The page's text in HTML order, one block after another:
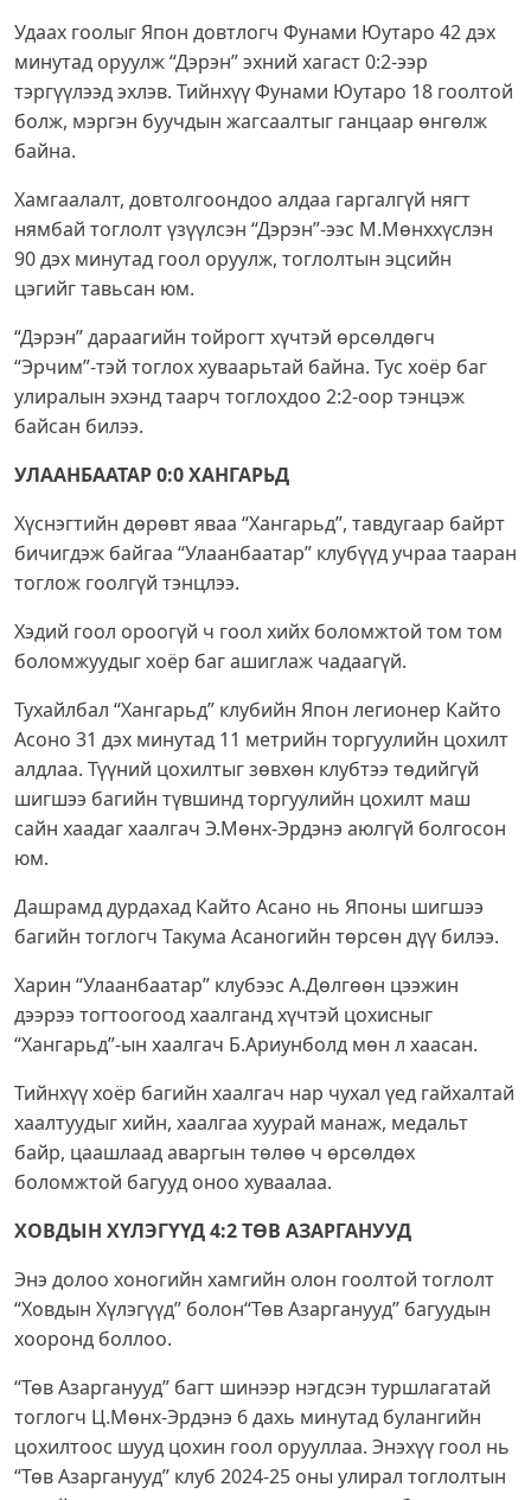
Удаах гоолыг Япон довтлогч Фунами Юутаро 42 дэх
минутад оруулж “Дэрэн” эхний хагаст 0:2-ээр
тэргүүлээд эхлэв. Тийнхүү Фунами Юутаро 18 гоолтой
болж, мэргэн буучдын жагсаалтыг ганцаар өнгөлж
байна.
Хамгаалалт, довтолгоондоо алдаа гаргалгүй нягт
нямбай тоглолт үзүүлсэн “Дэрэн”-ээс М.Мөнххүслэн
90 дэх минутад гоол оруулж, тоглолтын эцсийн
цэгийг тавьсан юм.
“Дэрэн” дараагийн тойрогт хүчтэй өрсөлдөгч
“Эрчим”-тэй тоглох хуваарьтай байна. Тус хоёр баг
улиралын эхэнд таарч тоглохдоо 2:2-оор тэнцэж
байсан билээ.
УЛААНБААТАР 0:0 ХАНГАРЬД
Хүснэгтийн дөрөвт яваа “Хангарьд”, тавдугаар байрт
бичигдэж байгаа “Улаанбаатар” клубүүд учраа тааран
тоглож гоолгүй тэнцлээ.
Хэдий гоол ороогүй ч гоол хийх боломжтой том том
боломжуудыг хоёр баг ашиглаж чадаагүй.
Тухайлбал “Хангарьд” клубийн Япон легионер Кайто
Асоно 31 дэх минутад 11 метрийн торгуулийн цохилт
алдлаа. Түүний цохилтыг зөвхөн клубтээ төдийгүй
шигшээ багийн түвшинд торгуулийн цохилт маш
сайн хаадаг хаалгач Э.Мөнх-Эрдэнэ аюлгүй болгосон
юм.
Дашрамд дурдахад Кайто Асано нь Японы шигшээ
багийн тоглогч Такума Асаногийн төрсөн дүү билээ.
Харин “Улаанбаатар” клубээс А.Дөлгөөн цээжин
дээрээ тогтоогоод хаалганд хүчтэй цохисныг
“Хангарьд”-ын хаалгач Б.Ариунболд мөн л хаасан.
Тийнхүү хоёр багийн хаалгач нар чухал үед гайхалтай
хаалтуудыг хийн, хаалгаа хуурай манаж, медальт
байр, цаашлаад аваргын төлөө ч өрсөлдөх
боломжтой багууд оноо хуваалаа.
ХОВДЫН ХҮЛЭГҮҮД 4:2 ТӨВ АЗАРГАНУУД
Энэ долоо хоногийн хамгийн олон гоолтой тоглолт
“Ховдын Хүлэгүүд” болон“Төв Азарганууд” багуудын
хооронд боллоо.
“Төв Азарганууд” багт шинээр нэгдсэн туршлагатай
тоглогч Ц.Мөнх-Эрдэнэ 6 дахь минутад булангийн
цохилтоос шууд цохин гоол орууллаа. Энэхүү гоол нь
“Төв Азарганууд” клуб 2024-25 оны улирал тоглолтын